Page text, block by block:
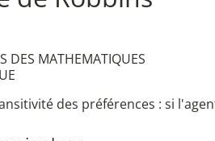
DES MATHEMATIQUES
des préférences : si